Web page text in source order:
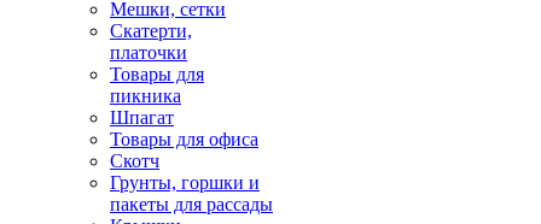
Мешки, сетки
Скатерти,
платочки
Товары для
пикника
Шпагат
Товары для офиса
Скотч
Грунты, горшки и
пакеты для рассады